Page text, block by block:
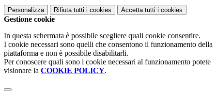
Personalizza Rifiuta tutti i cookies Accetta tutti i cookies
Gestione cookie
In questa schermata è possibile scegliere quali cookie consentire.
I cookie necessari sono quelli che consentono il funzionamento della
piattaforma e non è possibile disabilitarli.
Per conoscere quali sono i cookie necessari al funzionamento potete
visionare la COOKIE POLICY.